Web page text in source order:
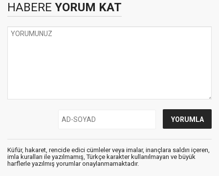
HABERE YORUM KAT
Küfür, hakaret, rencide edici cümleler veya imalar, inançlara saldırı içeren,
imla kuralları ile yazılmamış, Türkçe karakter kullanılmayan ve büyük
harflerle yazılmış yorumlar onaylanmamaktadır.